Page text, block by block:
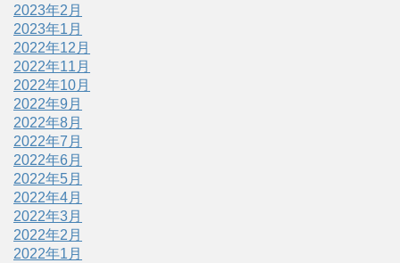
2023年2月
2023年1月
2022年12月
2022年11月
2022年10月
2022年9月
2022年8月
2022年7月
2022年6月
2022年5月
2022年4月
2022年3月
2022年2月
2022年1月